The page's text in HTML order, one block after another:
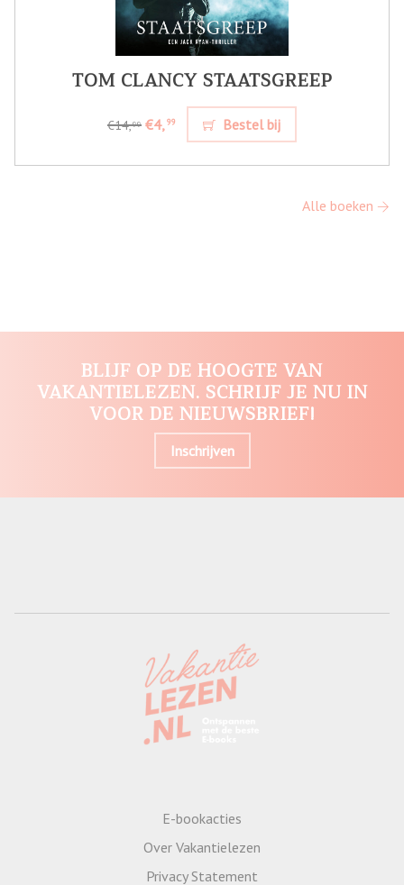
TOM CLANCY STAATSGREEP
€14,99 €4,99 Bestel bij
Alle boeken
BLIJF OP DE HOOGTE VAN
VAKANTIELEZEN. SCHRIJF JE NU IN
VOOR DE NIEUWSBRIEF!
Inschrijven
E-bookacties
Over Vakantielezen
Privacy Statement